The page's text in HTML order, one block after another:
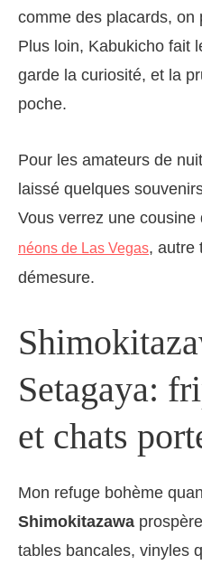
comme des placards, on
Plus loin, Kabukicho fait
garde la curiosité, et la
poche.
Pour les amateurs de
laissé quelques
Vous verrez une
néons de Las Vegas, autre
démesure.
Setagaya:
et chats
Mon refuge bohème
Shimokitazawa
tables bancales, vinyles